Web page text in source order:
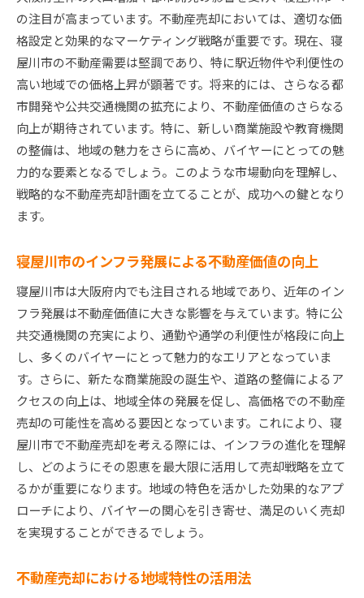
地域の歴史と文化を活かした物件魅力の引き出
し方
学校区やアクセスの良さを強調するアプローチ
地域コミュニティとの連携でバイヤーの信頼を
得る
自然環境と利便性のバランスを訴求
ポジティブな口コミを生むための地域イベント
参加
地元メディアを活用した効果的なプロモーショ
なステップ
初期準備の重要性と具体的なステップ
プロフェッショナルな相談が売却を加速させる
市場調査と価格設定の基本プロセス
魅力を最大限に伝えるための内覧準備
交渉術で売却価格を引き上げる方法
契約から引き渡しまでのスムーズな進行
不動産価値を最大限に引き出す寝屋川市での売却ア
プローチ
リノベーションで物件価値をアップする方法
環境改善による住みやすさのアピール
市場価値を反映した価格設定のテクニック
デジタルメディアを活用した物件紹介
の注目が高まっています。不動産売却においては、適切な価
格設定と効果的なマーケティング戦略が重要です。現在、寝
屋川市の不動産需要は堅調であり、特に駅近物件や利便性の
高い地域での価格上昇が顕著です。将来的には、さらなる都
市開発や公共交通機関の拡充により、不動産価値のさらなる
向上が期待されています。特に、新しい商業施設や教育機関
の整備は、地域の魅力をさらに高め、バイヤーにとっての魅
力的な要素となるでしょう。このような市場動向を理解し、
戦略的な不動産売却計画を立てることが、成功への鍵となり
ます。
寝屋川市のインフラ発展による不動産価値の向上
寝屋川市は大阪府内でも注目される地域であり、近年のイン
フラ発展は不動産価値に大きな影響を与えています。特に公
共交通機関の充実により、通勤や通学の利便性が格段に向上
し、多くのバイヤーにとって魅力的なエリアとなっていま
す。さらに、新たな商業施設の誕生や、道路の整備によるア
クセスの向上は、地域全体の発展を促し、高価格での不動産
売却の可能性を高める要因となっています。これにより、寝
屋川市で不動産売却を考える際には、インフラの進化を理解
し、どのようにその恩恵を最大限に活用して売却戦略を立て
るかが重要になります。地域の特色を活かした効果的なアプ
ローチにより、バイヤーの関心を引き寄せ、満足のいく売却
を実現することができるでしょう。
不動産売却における地域特性の活用法